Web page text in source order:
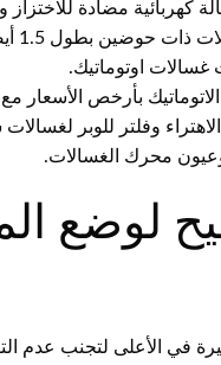
اوتوماتيك.
بأرخص الأسعار
وفلتر للوبر
محرك الغسالات.
لوضع
في الأعلى لتجنب عدم